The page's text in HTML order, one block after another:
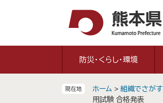
防災・くらし・環境
現在地 ホーム > 組織でさがす
用試験 合格発表